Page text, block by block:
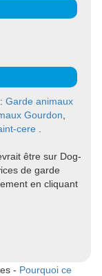
Garde animaux
Gourdon
cere
être sur Dog-
de garde
en cliquant
- Pourquoi ce